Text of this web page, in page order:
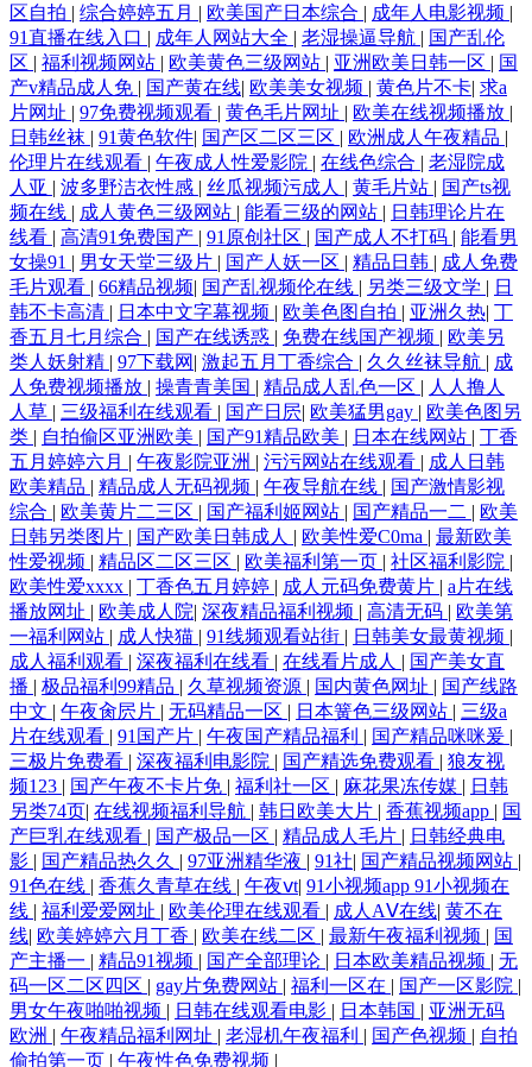
区自拍 | 综合婷婷五月 | 欧美国产日本综合 | 成年人电影视频 |
91直播在线入口 | 成年人网站大全 | 老湿操逼导航 | 国产乱伦
区 | 福利视频网站 | 欧美黄色三级网站 | 亚洲欧美日韩一区 | 国
产v精品成人免 | 国产黄在线| 欧美美女视频 | 黄色片不卡| 求a
片网址 | 97免费视频观看 | 黄色毛片网址 | 欧美在线视频播放 |
日韩丝袜 | 91黄色软件| 国产区二区三区 | 欧洲成人午夜精品 |
伦理片在线观看 | 午夜成人性爱影院 | 在线色综合 | 老湿院成
人亚 | 波多野洁衣性感 | 丝瓜视频污成人 | 黄毛片站 | 国产ts视
频在线 | 成人黄色三级网站 | 能看三级的网站 | 日韩理论片在
线看 | 高清91免费国产 | 91原创社区 | 国产成人不打码 | 能看男
女操91 | 男女天堂三级片 | 国产人妖一区 | 精品日韩 | 成人免费
毛片观看 | 66精品视频| 国产乱视频伦在线 | 另类三级文学 | 日
韩不卡高清 | 日本中文字幕视频 | 欧美色图自拍 | 亚洲久热| 丁
香五月七月综合 | 国产在线诱惑 | 免费在线国产视频 | 欧美另
类人妖射精 | 97下载网 | 激起五月丁香综合 | 久久丝袜导航 | 成
人免费视频播放 | 操青青美国 | 精品成人乱色一区 | 人人撸人
人草 | 三级福利在线观看 | 国产日屄| 欧美猛男gay | 欧美色图另
类 | 自拍偷区亚洲欧美 | 国产91精品欧美 | 日本在线网站 | 丁香
五月婷婷六月 | 午夜影院亚洲 | 污污网站在线观看 | 成人日韩
欧美精品 | 精品成人无码视频 | 午夜导航在线 | 国产激情影视
综合 | 欧美黄片二三区 | 国产福利姬网站 | 国产精品一二 | 欧美
日韩另类图片 | 国产欧美日韩成人 | 欧美性爱C0ma | 最新欧美
性爱视频 | 精品区二区三区 | 欧美福利第一页 | 社区福利影院 |
欧美性爱xxxx | 丁香色五月婷婷 | 成人元码免费黄片 | a片在线
播放网址 | 欧美成人院| 深夜精品福利视频 | 高清无码 | 欧美第
一福利网站 | 成人快猫 | 91线频观看站街 | 日韩美女最黄视频 |
成人福利观看 | 深夜福利在线看 | 在线看片成人 | 国产美女直
播 | 极品福利99精品 | 久草视频资源 | 国内黄色网址 | 国产线路
中文 | 午夜肏屄片 | 无码精品一区 | 日本簧色三级网站 | 三级a
片在线观看 | 91国产片 | 午夜国产精品福利 | 国产精品咪咪爰 |
三极片免费看 | 深夜福利电影院 | 国产精选免费观看 | 狼友视
频123 | 国产午夜不卡片免 | 福利社一区 | 麻花果冻传媒 | 日韩
另类74页| 在线视频福利导航 | 韩日欧美大片 | 香蕉视频app | 国
产巨乳在线观看 | 国产极品一区 | 精品成人毛片 | 日韩经典电
影 | 国产精品热久久 | 97亚洲精华液 | 91社| 国产精品视频网站 |
91色在线 | 香蕉久青草在线 | 午夜ⅴt| 91小视频app 91小视频在
线 | 福利爱爱网址 | 欧美伦理在线观看 | 成人AⅤ在线| 黄不在
线| 欧美婷婷六月丁香 | 欧美在线二区 | 最新午夜福利视频 | 国
产主播一 | 精品91视频 | 国产全部理论 | 日本欧美精品视频 | 无
码一区二区四区 | gay片免费网站 | 福利一区在 | 国产一区影院 |
男女午夜啪啪视频 | 日韩在线观看电影 | 日本韩国 | 亚洲无码
欧洲 | 午夜精品福利网址 | 老湿机午夜福利 | 国产色视频 | 自拍
偷拍第一页 | 午夜性色免费视频 |